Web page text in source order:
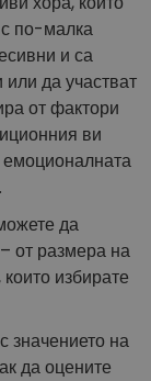
с по-малка
и са
да участват
от фактори
ви
емоционалната
да
от размера на
избирате
значението на
да оцените